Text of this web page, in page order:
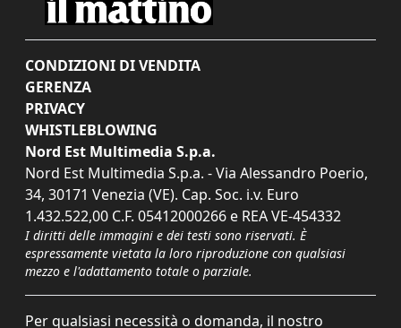
CONDIZIONI DI VENDITA
GERENZA
PRIVACY
WHISTLEBLOWING
Nord Est Multimedia S.p.a.
Nord Est Multimedia S.p.a. - Via Alessandro Poerio,
34, 30171 Venezia (VE). Cap. Soc. i.v. Euro
1.432.522,00 C.F. 05412000266 e REA VE-454332
I diritti delle immagini e dei testi sono riservati. È
espressamente vietata la loro riproduzione con qualsiasi
mezzo e l'adattamento totale o parziale.
Per qualsiasi necessità o domanda, il nostro